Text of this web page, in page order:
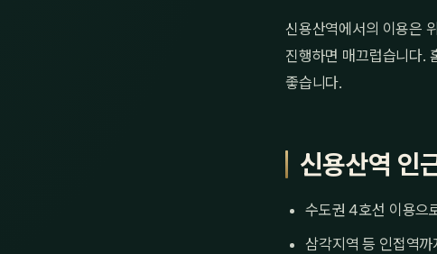
신용산역에서의 이용은
진행하면 매끄럽습니다.
좋습니다.
신용산역 인
수도권 4호선 이용으
삼각지역 등 인접역